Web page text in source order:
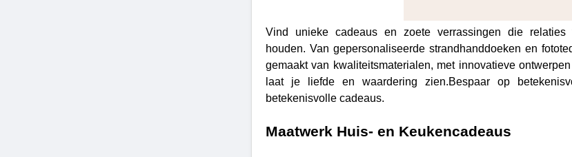
Vind unieke cadeaus en zoete verrassingen die
houden. Van gepersonaliseerde strandhanddoeken en
gemaakt van kwaliteitsmaterialen, met innovatieve
laat je liefde en waardering zien.Bespaar op
betekenisvolle cadeaus.
Maatwerk Huis- en Keukencadeaus